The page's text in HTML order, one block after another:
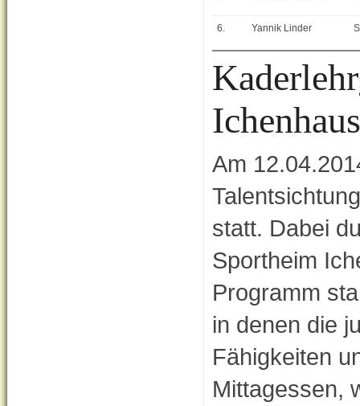
6. Yannik Linder
Am
statt. Dabei
Sportheim
Programm
in denen die
Fähigkeiten
Mittagessen,